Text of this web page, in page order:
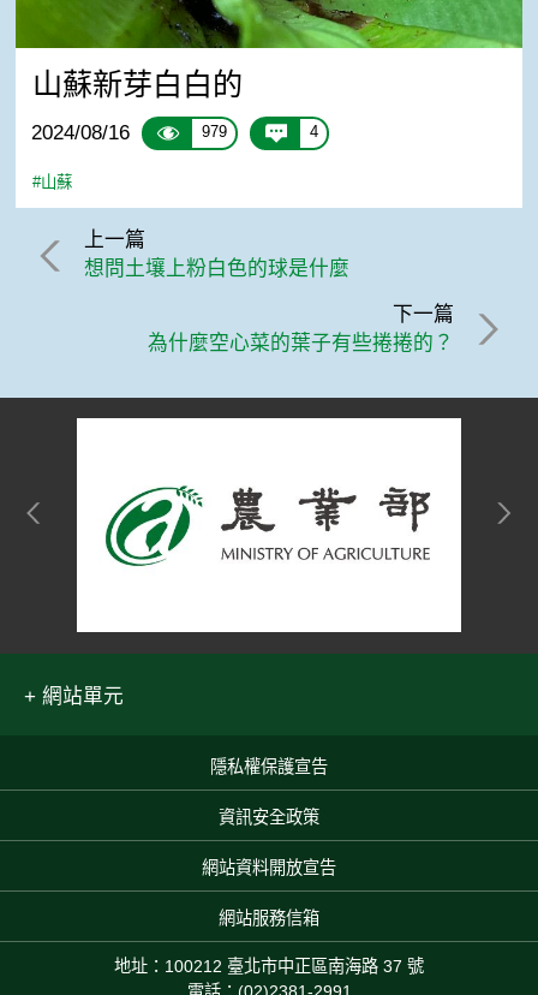
山蘇新芽白白的
2024/08/16 979 4
#山蘇
上一篇
想問土壤上粉白色的球是什麼
下一篇
為什麼空心菜的葉子有些捲捲的？
網站單元
隱私權保護宣告
資訊安全政策
網站資料開放宣告
網站服務信箱
地址：100212 臺北市中正區南海路 37 號